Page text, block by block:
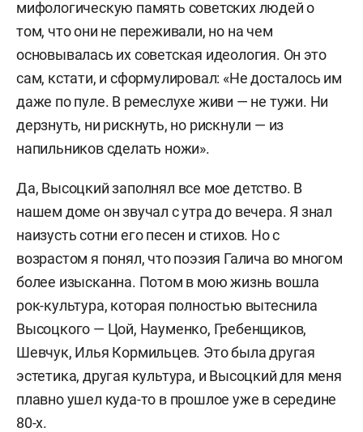
мифологическую память советских людей о
том, что они не переживали, но на чем
основывалась их советская идеология. Он это
сам, кстати, и сформулировал: «Не досталось им
даже по пуле. В ремеслухе живи — не тужи. Ни
дерзнуть, ни рискнуть, но рискнули — из
напильников сделать ножи».
Да, Высоцкий заполнял все мое детство. В
нашем доме он звучал с утра до вечера. Я знал
наизусть сотни его песен и стихов. Но с
возрастом я понял, что поэзия Галича во многом
более изысканна. Потом в мою жизнь вошла
рок-культура, которая полностью вытеснила
Высоцкого — Цой, Науменко, Гребенщиков,
Шевчук, Илья Кормильцев. Это была другая
эстетика, другая культура, и Высоцкий для меня
плавно ушел куда-то в прошлое уже в середине
80-х.